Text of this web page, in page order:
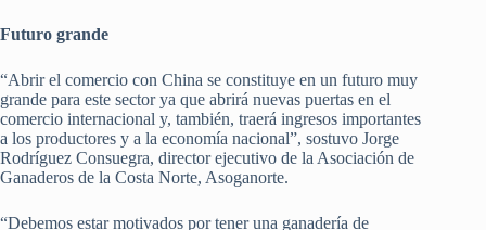
Futuro grande
“Abrir el comercio con China se constituye en un futuro muy
grande para este sector ya que abrirá nuevas puertas en el
comercio internacional y, también, traerá ingresos importantes
a los productores y a la economía nacional”, sostuvo Jorge
Rodríguez Consuegra, director ejecutivo de la Asociación de
Ganaderos de la Costa Norte, Asoganorte.
“Debemos estar motivados por tener una ganadería de